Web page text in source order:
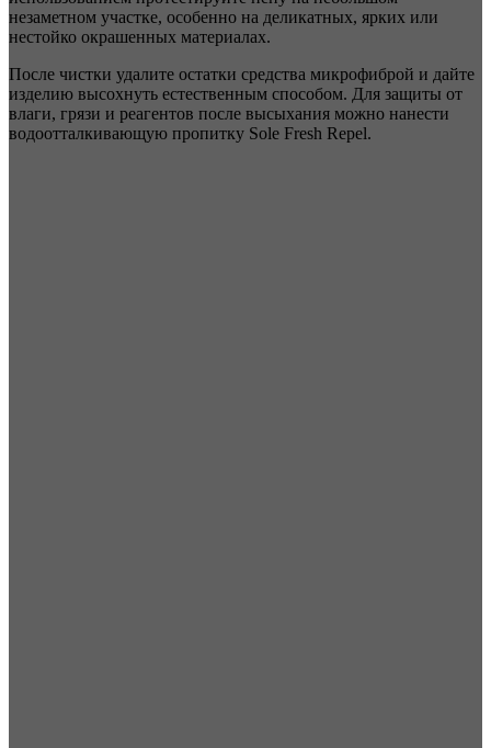
незаметном участке, особенно на деликатных, ярких или
нестойко окрашенных материалах.
После чистки удалите остатки средства микрофиброй и дайте
изделию высохнуть естественным способом. Для защиты от
влаги, грязи и реагентов после высыхания можно нанести
водоотталкивающую пропитку Sole Fresh Repel.